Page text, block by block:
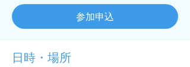
参加申込
日時・場所